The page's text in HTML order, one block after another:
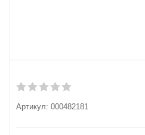
Артикул: 000482181